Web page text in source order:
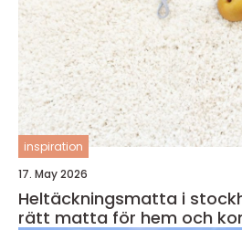
inspiration
17. May 2026
Heltäckningsmatta i stockholm så
rätt matta för hem och